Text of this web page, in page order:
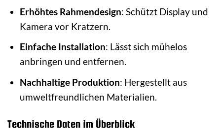
Erhöhtes Rahmendesign: Schützt Display und
Kamera vor Kratzern.
Einfache Installation: Lässt sich mühelos
anbringen und entfernen.
Nachhaltige Produktion: Hergestellt aus
umweltfreundlichen Materialien.
Technische Daten im Überblick